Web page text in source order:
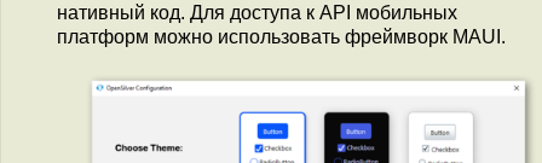
нативный код. Для доступа к API мобильных
платформ можно использовать фреймворк MAUI.